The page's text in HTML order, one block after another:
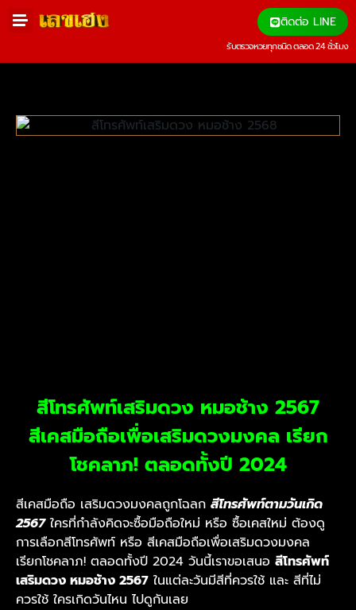
ติดต่อ LINE
รับตรวจหวยทุกชนิด ตลอด 24 ชั่วโมง
สีโทรศัพท์เสริมดวง หมอช้าง 2567
สีเคสมือถือเพื่อเสริมดวงมงคล เรียก
โชคลาภ! ตลอดทั้งปี 2024
สีเคสมือถือ เสริมดวงมงคลถูกโฉลก สีโทรศัพท์ตามวันเกิด
2567ใครที่กำลังคิดจะซื้อมือถือใหม่ หรือ ซื้อเคสใหม่ ต้องดู
การเลือกสีโทรศัพท์ หรือ สีเคสมือถือเพื่อเสริมดวงมงคล
เรียกโชคลาภ! ตลอดทั้งปี 2024 วันนี้เราขอเสนอ สีโทรศัพท์
เสริมดวง หมอช้าง 2567 ในแต่ละวันมีสีที่ควรใช้ และ สีที่ไม่
ควรใช้ ใครเกิดวันไหน ไปดูกันเลย